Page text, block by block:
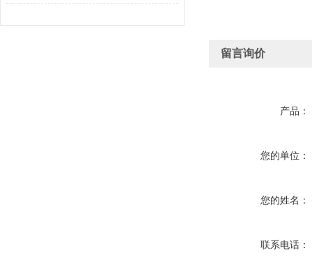
留言询价
产品：
您的单位：
您的姓名：
联系电话：